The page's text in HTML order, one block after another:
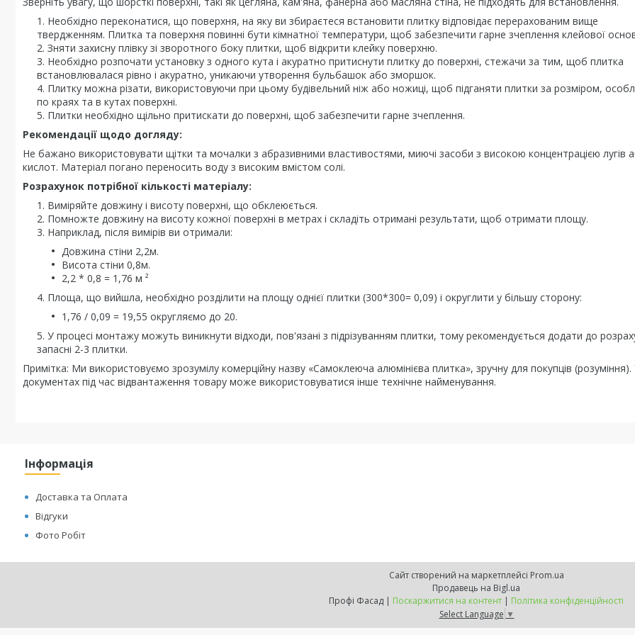
Необхідно переконатися, що поверхня, на яку ви збираєтеся встановити плитку відповідає перерахованим вище
твердженням. Плитка та поверхня повинні бути кімнатної температури, щоб забезпечити гарне зчеплення клейової
Зняти захисну плівку зі зворотного боку плитки, щоб відкрити клейку поверхню.
Необхідно розпочати установку з одного кута і акуратно притиснути плитку до поверхні, стежачи за тим, щоб плитка
встановлювалася рівно і акуратно, уникаючи утворення бульбашок або зморшок.
Плитку можна різати, використовуючи при цьому будівельний ніж або ножиці, щоб підганяти плитки за розміром,
по краях та в кутах поверхні.
Плитки необхідно щільно притискати до поверхні, щоб забезпечити гарне зчеплення.
Рекомендації щодо догляду:
Не бажано використовувати щітки та мочалки з абразивними властивостями, миючі засоби з високою концентрацією лугів
кислот. Матеріал погано переносить воду з високим вмістом солі.
Розрахунок потрібної кількості матеріалу:
Виміряйте довжину і висоту поверхні, що обклеюється.
Помножте довжину на висоту кожної поверхні в метрах і складіть отримані результати, щоб отримати площу.
Наприклад, після вимірів ви отримали:
Довжина стіни 2,2м.
Висота стіни 0,8м.
2,2 * 0,8 = 1,76 м ²
Площа, що вийшла, необхідно розділити на площу однієї плитки (300*300= 0,09) і округлити у більшу сторону:
1,76 / 0,09 = 19,55 округляємо до 20.
У процесі монтажу можуть виникнути відходи, пов'язані з підрізуванням плитки, тому рекомендується додати до
запасні 2-3 плитки.
Примітка: Ми використовуємо зрозумілу комерційну назву «Самоклеюча алюмінієва плитка», зручну для покупців (розуміння).
документах під час відвантаження товару може використовуватися інше технічне найменування.
Інформація
Доставка та Оплата
Відгуки
Фото Робіт
Сайт створений на маркетплейсі Prom.ua
Продавець на Bigl.ua
Профі Фасад | Поскаржитися на контент | Політика конфіденційності
Select Language ▼